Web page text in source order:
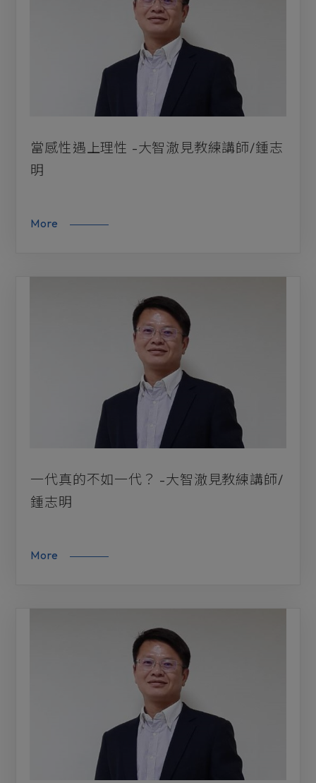
當感性遇上理性 -大智澈見教練講師/鍾志
明
More
一代真的不如一代？ -大智澈見教練講師/
鍾志明
More